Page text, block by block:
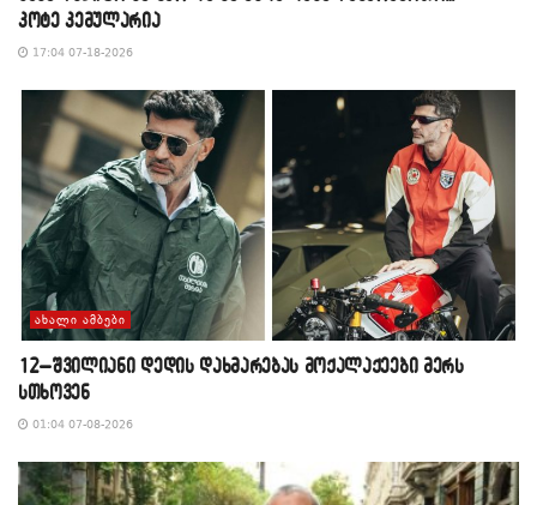
კოტე კემულარია
17:04 07-18-2026
ᲐᲮᲐᲚᲘ ᲐᲛᲑᲔᲑᲘ
12–შვილიანი დედის დახმარებას მოქალაქეები მერს
სთხოვენ
01:04 07-08-2026